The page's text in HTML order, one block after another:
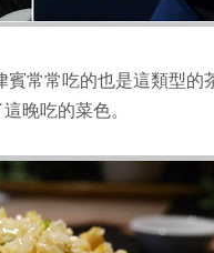
賓常常吃的也是這類型的
晚吃的菜色。